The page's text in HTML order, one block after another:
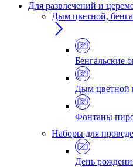
Для развлечений и
Дым цветной,
Бенгальские
Дым цветной
Фонтаны
Наборы для
День